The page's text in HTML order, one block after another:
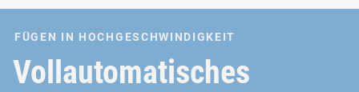
FÜGEN IN HOCHGESCHWINDIGKEIT
Vollautomatisches